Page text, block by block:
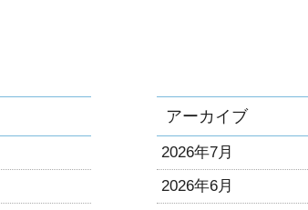
アーカイブ
2026年7月
2026年6月